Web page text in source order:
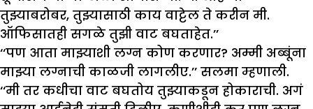
तुझ्याबरोबर, तुझ्यासाठी काय वाट्टेल ते करीन मी.
ऑफिसातही सगळे तुझी वाट बघताहेत.’’
‘‘पण आता माझ्याशी लग्न कोण करणार? अम्मी अब्बूंना
माझ्या लग्नाची काळजी लागलीए.’’ सलमा म्हणाली.
‘‘मी तर कधीचा वाट बघतोय तुझ्याकडून होकाराची. अगं